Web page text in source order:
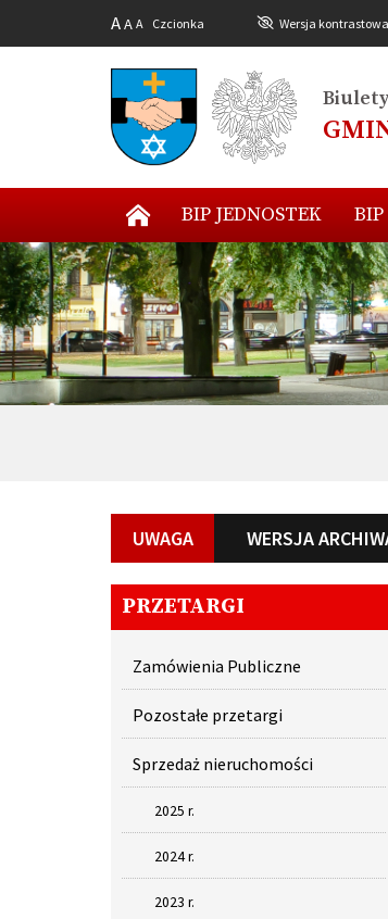
AA A Czcionka Wersja kontrastowa
BIP JEDNOSTEK
UWAGA WERSJA
PRZETARGI
Zamówienia Publiczne
Pozostałe przetargi
Sprzedaż nieruchomości
2025 r.
2024 r.
2023 r.